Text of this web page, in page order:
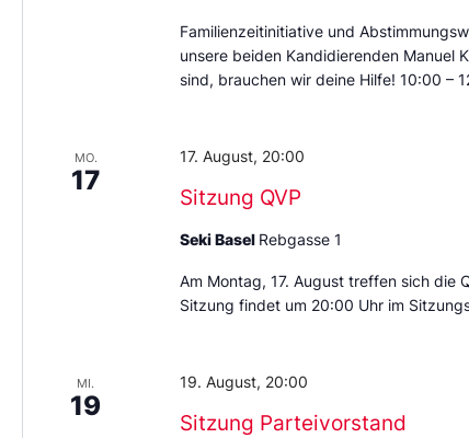
Familienzeitinitiative und
unsere beiden Kandidierenden Manuel
sind, brauchen wir deine Hilfe! 10:00 –
MO.
17
Sitzung QVP
17. August, 20:00
Seki Basel Rebgasse 1
Am Montag, 17. August treffen sich die
Sitzung findet um 20:00 Uhr im
MI.
19
Sitzung Parteivorstand
19. August, 20:00